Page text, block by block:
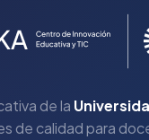
de la
de calidad para